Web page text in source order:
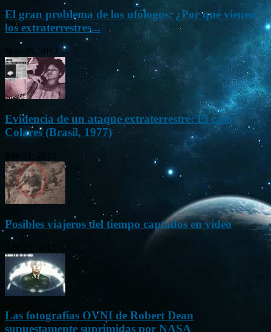
El gran problema de los ufólogos: ¿Por qué vienen
los extraterrestres...
Nov 26, 2012
Evidencia de un ataque extraterrestre: El caso
Colares (Brasil, 1977)
Posibles viajeros del tiempo captados en vídeo
Abr 13, 2013
Las fotografías OVNI de Robert Dean
supuestamente suprimidas por NASA